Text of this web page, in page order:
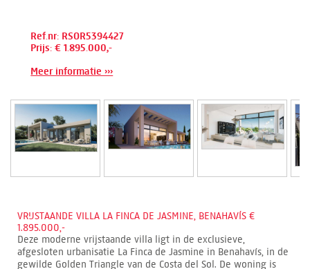
Ref.nr: RSOR5394427
Prijs: € 1.895.000,-
Meer informatie ›››
VRIJSTAANDE VILLA LA FINCA DE JASMINE, BENAHAVÍS €
1.895.000,-
Deze moderne vrijstaande villa ligt in de exclusieve,
afgesloten urbanisatie La Finca de Jasmine in Benahavís, in de
gewilde Golden Triangle van de Costa del Sol. De woning is